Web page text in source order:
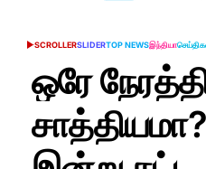
POSTED
SCROLLERSLIDERTOP NEWSஇந்தியா
ஒரே